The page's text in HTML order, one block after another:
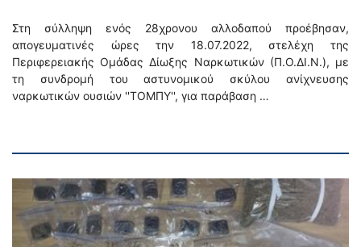
Στη σύλληψη ενός 28χρονου αλλοδαπού προέβησαν,
απογευματινές ώρες την 18.07.2022, στελέχη της
Περιφερειακής Ομάδας Δίωξης Ναρκωτικών (Π.Ο.ΔΙ.Ν.), με
τη συνδρομή του αστυνομικού σκύλου ανίχνευσης
ναρκωτικών ουσιών ''ΤΟΜΠΥ'', για παράβαση …